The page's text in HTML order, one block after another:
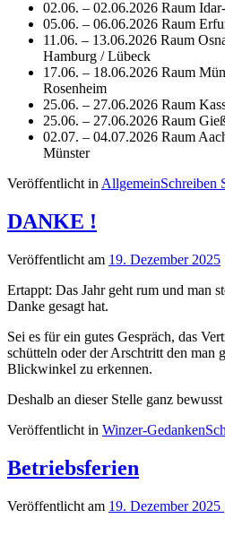
02.06. – 02.06.2026 Raum
05.06. – 06.06.2026 Raum
11.06. – 13.06.2026 Raum
Hamburg / Lübeck
17.06. – 18.06.2026 Raum
Rosenheim
25.06. – 27.06.2026 Raum
25.06. – 27.06.2026 Raum
02.07. – 04.07.2026 Raum
Münster
Veröffentlicht inAllgemeinSchreiben
DANKE !
Veröffentlicht am 19. Dezember 2025
Ertappt: Das Jahr geht rum und man
Danke gesagt hat.
Sei es für ein gutes Gespräch, das
schütteln oder der Arschtritt den man
Blickwinkel zu erkennen.
Deshalb an dieser Stelle ganz
Veröffentlicht in Winzer-Gedanken
Betriebsferien
Veröffentlicht am 19. Dezember 2025